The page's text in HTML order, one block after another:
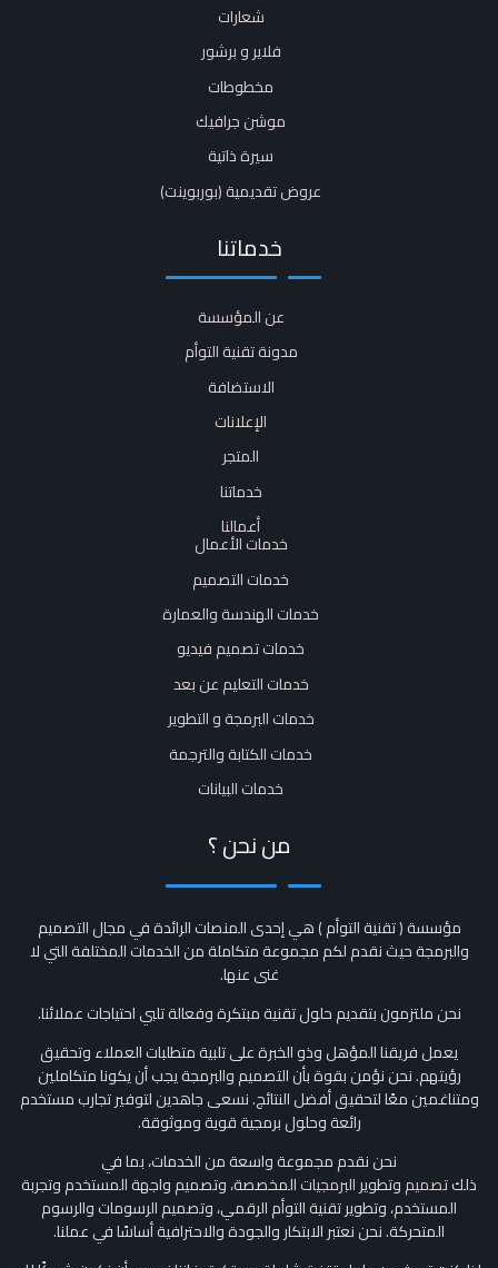
من نحن ؟
مؤسسة ( تقنية التوأم ) هي إحدى المنصات الرائدة في مجال التصميم
والبرمجة حيث نقدم لكم مجموعة متكاملة من الخدمات المختلفة التي لا
غنى عنها.
نحن ملتزمون بتقديم حلول تقنية مبتكرة وفعالة تلبي احتياجات عملائنا.
يعمل فريقنا المؤهل وذو الخبرة على تلبية متطلبات العملاء وتحقيق
رؤيتهم. نحن نؤمن بقوة بأن التصميم والبرمجة يجب أن يكونا متكاملين
ومتناغمين معًا لتحقيق أفضل النتائج. نسعى جاهدين لتوفير تجارب مستخدم
رائعة وحلول برمجية قوية وموثوقة.
نحن نقدم مجموعة واسعة من الخدمات، بما في
ذلكتصميموتطويرالبرمجياتالمخصصة، وتصميم واجهة المستخدم وتجربة
المستخدم، وتطوير تقنية التوأم الرقمي، وتصميم الرسومات والرسوم
المتحركة. نحن نعتبر الابتكار والجودة والاحترافية أساسًا في عملنا.
شعارات
فلاير و برشور​
مخطوطات
موشن جرافيك​
سيرة ذاتية​
عروض تقديمية (بوربوينت)​
خدماتنا
عن المؤسسة
مدونة تقنية التوأم
الاستضافة
الإعلانات
المتجر
خدماتنا
أعمالنا
خدمات الأعمال
خدمات التصميم
خدمات الهندسة والعمارة
خدمات تصميم فيديو
خدمات التعليم عن بعد
خدمات البرمجة و التطوير
خدمات الكتابة والترجمة
خدمات البيانات